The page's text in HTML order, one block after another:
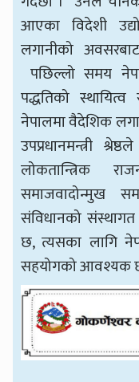
आएका विदेशी
लगानीको
पछिल्लो समय
पद्धतिको
नेपालमा वैदेशिक
उपप्रधानमन्त्री
लोकतान्त्रिक
समाजवादोन्मुख
संविधानको
छ, त्यसका लागि
सहयोगको आवश्यक